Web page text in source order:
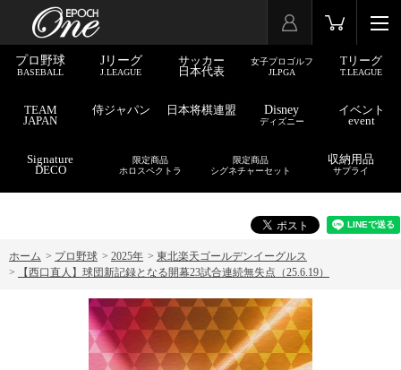
プロ野球
BASEBALL
Jリーグ
J.LEAGUE
サッカー
日本代表
女子プロゴルフ
JLPGA
Tリーグ
T.LEAGUE
TEAM
JAPAN
侍ジャパン 日本将棋連盟 Disney
ディズニー
イベント
event
Signature
DECO
限定商品
ホロスペクトラ
限定商品
シグネチャーセット
収納用品
サプライ
ホーム > プロ野球 > 2025年 > 東北楽天ゴールデンイーグルス
>
【西口直人】球団新記録となる開幕23試合連続無失点（25.6.19）